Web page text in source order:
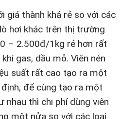
giá thành khá rẻ so với các
hơi khác trên thị trường
– 2.500đ/1kg rẻ hơn rất
gas, dầu mỏ. Viên nén
suất rất cao tạo ra một
để cùng tạo ra một
nhau thì chi phí dùng viên
một nửa so với các loại